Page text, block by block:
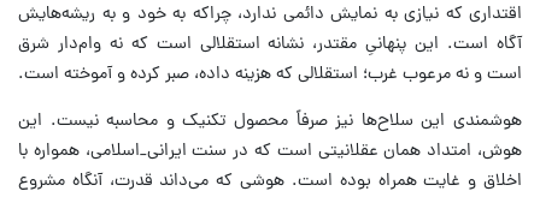
اقتداری که نیازی به نمایش دائمی ندارد، چراکه به خود و به ریشه‌هایش
آگاه است. این پنهانیِ مقتدر، نشانه استقلالی است که نه وام‌دار شرق
است و نه مرعوب غرب؛ استقلالی که هزینه داده، صبر کرده و آموخته است.
هوشمندی این سلاح‌ها نیز صرفاً محصول تکنیک و محاسبه نیست. این
هوش، امتداد همان عقلانیتی است که در سنت ایرانی_اسلامی، همواره با
اخلاق و غایت همراه بوده است. هوشی که می‌داند قدرت، آنگاه مشروع